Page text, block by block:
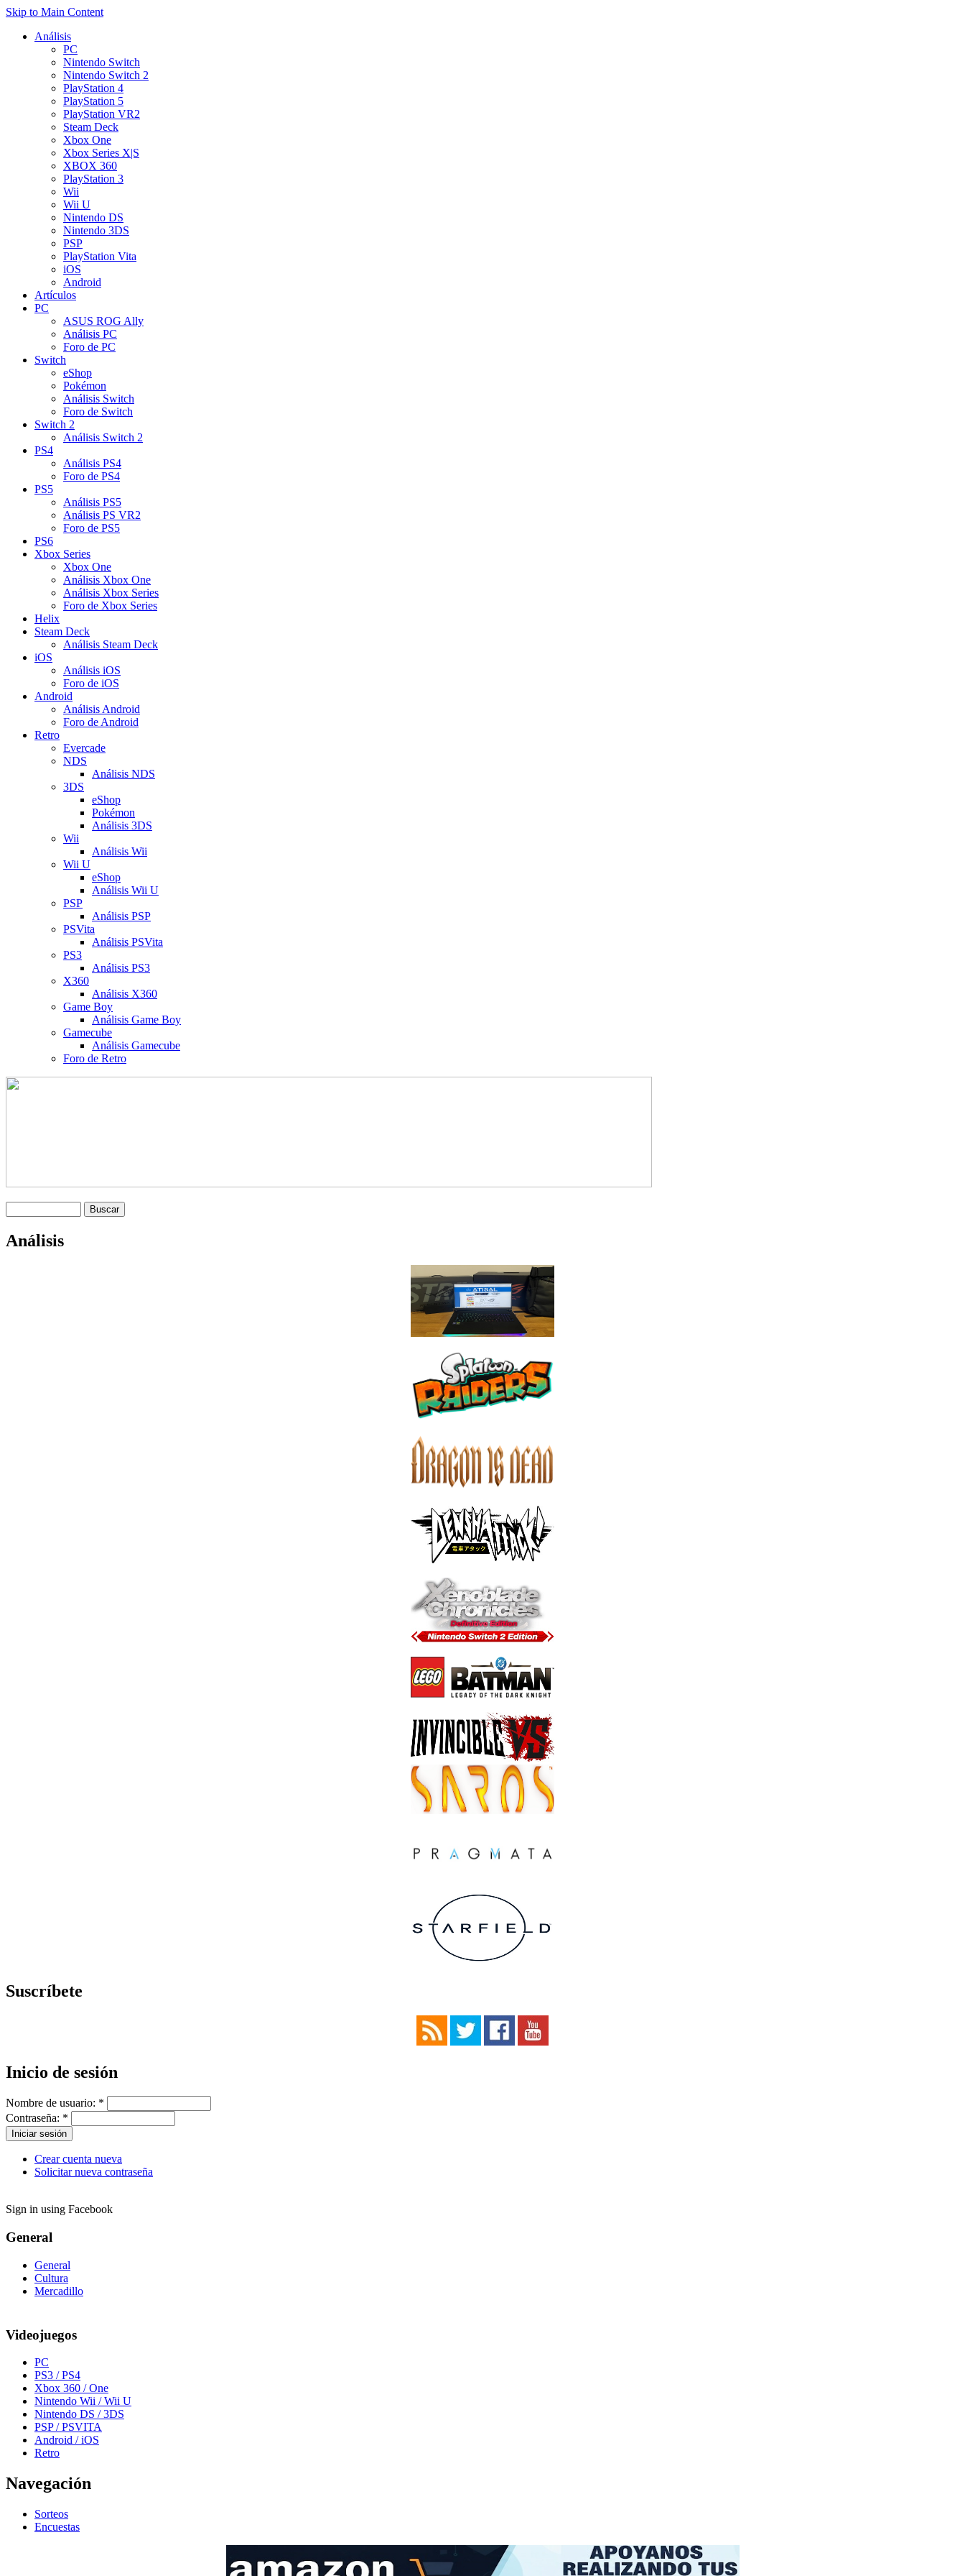
Skip to Main Content
Análisis
PC
Nintendo Switch
Nintendo Switch 2
PlayStation 4
PlayStation 5
PlayStation VR2
Steam Deck
Xbox One
Xbox Series X|S
XBOX 360
PlayStation 3
Wii
Wii U
Nintendo DS
Nintendo 3DS
PSP
PlayStation Vita
iOS
Android
Artículos
PC
ASUS ROG Ally
Análisis PC
Foro de PC
Switch
eShop
Pokémon
Análisis Switch
Foro de Switch
Switch 2
Análisis Switch 2
PS4
Análisis PS4
Foro de PS4
PS5
Análisis PS5
Análisis PS VR2
Foro de PS5
PS6
Xbox Series
Xbox One
Análisis Xbox One
Análisis Xbox Series
Foro de Xbox Series
Helix
Steam Deck
Análisis Steam Deck
iOS
Análisis iOS
Foro de iOS
Android
Análisis Android
Foro de Android
Retro
Evercade
NDS
Análisis NDS
3DS
eShop
Pokémon
Análisis 3DS
Wii
Análisis Wii
Wii U
eShop
Análisis Wii U
PSP
Análisis PSP
PSVita
Análisis PSVita
PS3
Análisis PS3
X360
Análisis X360
Game Boy
Análisis Game Boy
Gamecube
Análisis Gamecube
Foro de Retro
Análisis
Suscríbete
Inicio de sesión
Nombre de usuario: *
Contraseña: *
Crear cuenta nueva
Solicitar nueva contraseña
Sign in using Facebook
General
General
Cultura
Mercadillo
Videojuegos
PC
PS3 / PS4
Xbox 360 / One
Nintendo Wii / Wii U
Nintendo DS / 3DS
PSP / PSVITA
Android / iOS
Retro
Navegación
Sorteos
Encuestas